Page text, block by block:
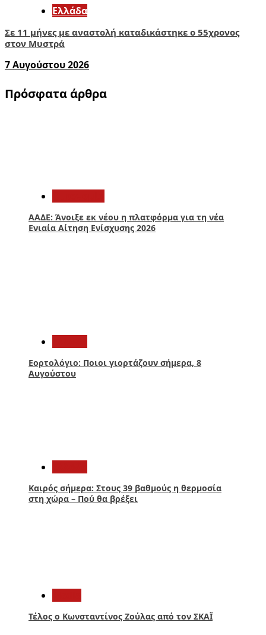
Ελλάδα
Σε 11 μήνες με αναστολή καταδικάστηκε ο 55χρονος
στον Μυστρά
7 Αυγούστου 2026
Πρόσφατα άρθρα
ΑΑΔΕ: Άνοιξε εκ νέου η πλατφόρμα για τη νέα
Ενιαία Αίτηση Ενίσχυσης 2026
Εορτολόγιο: Ποιοι γιορτάζουν σήμερα, 8
Αυγούστου
Καιρός σήμερα: Στους 39 βαθμούς η θερμοσία
στη χώρα – Πού θα βρέξει
Τέλος ο Κωνσταντίνος Ζούλας από τον ΣΚΑΪ